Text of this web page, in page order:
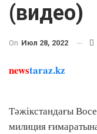
(видео)
On Июл 28, 2022
newstaraz.kz
Тәжікстандағы
милиция